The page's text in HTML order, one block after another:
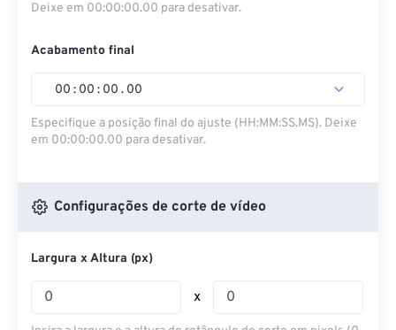
Deixe em 00:00:00.00 para desativar.
Acabamento final
00 : 00 : 00 . 00
Especifique a posição final do ajuste (HH:MM:SS.MS). Deixe
em 00:00:00.00 para desativar.
Configurações de corte de vídeo
Largura x Altura (px)
x